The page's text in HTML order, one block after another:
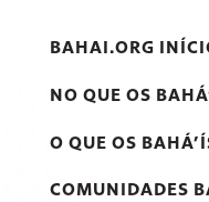
BAHAI.ORG
NO QUE OS
O QUE OS
COMUNIDADES